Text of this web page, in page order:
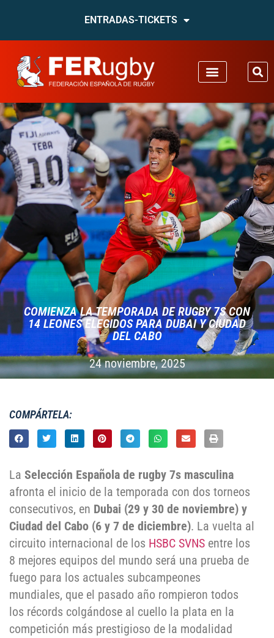
ENTRADAS-TICKETS
COMIENZA LA TEMPORADA DE RUGBY 7S CON
14 LEONES ELEGIDOS PARA DUBAI Y CIUDAD
DEL CABO
24 noviembre, 2025
COMPÁRTELA:
La Selección Española de rugby 7s masculina
afronta el inicio de la temporada con dos torneos
consecutivos, en Dubai (29 y 30 de noviembre) y
Ciudad del Cabo (6 y 7 de diciembre). La vuelta al
circuito internacional de los HSBC SVNS entre los
8 mejores equipos del mundo será una prueba de
fuego para los actuales subcampeones
mundiales, que el pasado año rompieron todos
los récords colgándose al cuello la plata en la
competición más prestigioso de la modalidad